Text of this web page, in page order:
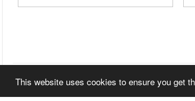
This website uses cookies to ensure you get